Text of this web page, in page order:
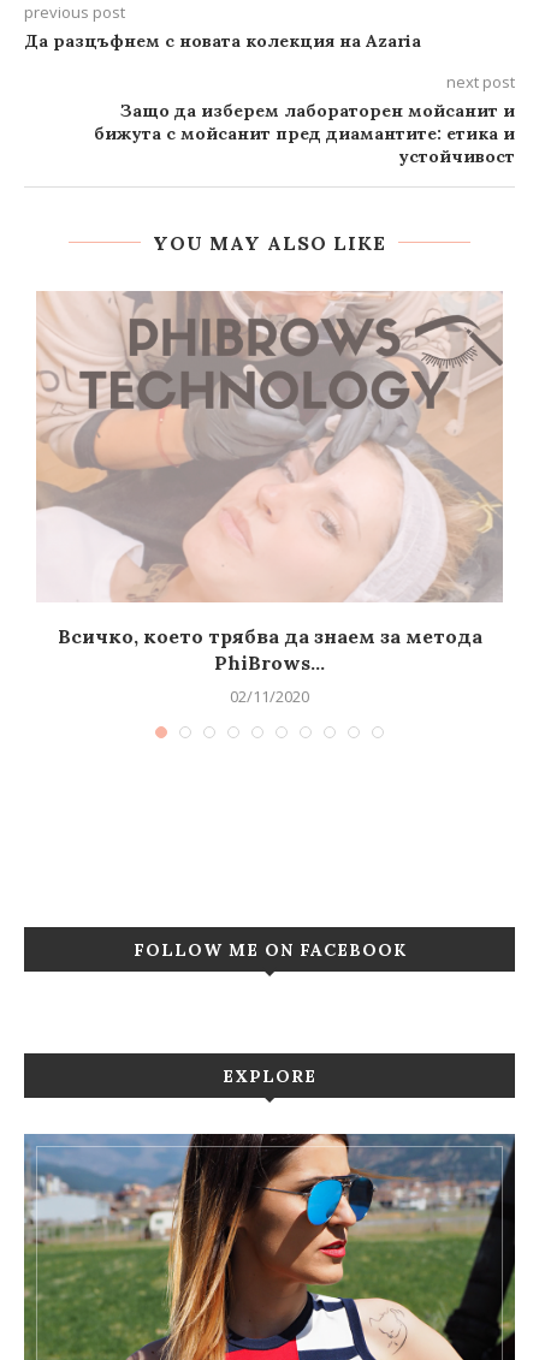
previous post
Да разцъфнем с новата колекция на Azaria
next post
Защо да изберем лабораторен мойсанит и
бижута с мойсанит пред диамантите: етика и
устойчивост
YOU MAY ALSO LIKE
Всичко, което трябва да знаем за метода
PhiBrows...
02/11/2020
FOLLOW ME ON FACEBOOK
EXPLORE